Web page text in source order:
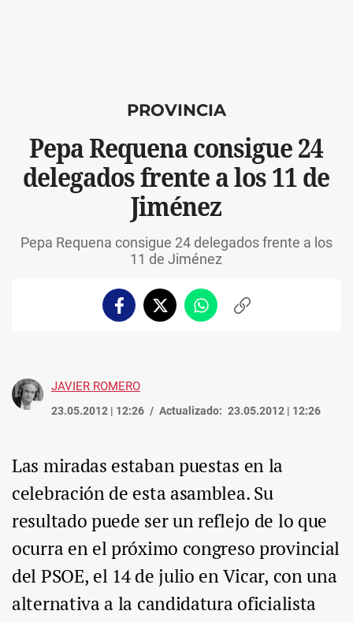
PROVINCIA
Pepa Requena consigue 24
delegados frente a los 11 de
Jiménez
Pepa Requena consigue 24 delegados frente a los
11 de Jiménez
FacebookTwitterWhatsappCopiar
JAVIER ROMERO
23.05.2012 | 12:26 Actualizado: 23.05.2012 | 12:26
Las miradas estaban puestas en la
celebración de esta asamblea. Su
resultado puede ser un reflejo de lo que
ocurra en el próximo congreso provincial
del PSOE, el 14 de julio en Vicar, con una
alternativa a la candidatura oficialista